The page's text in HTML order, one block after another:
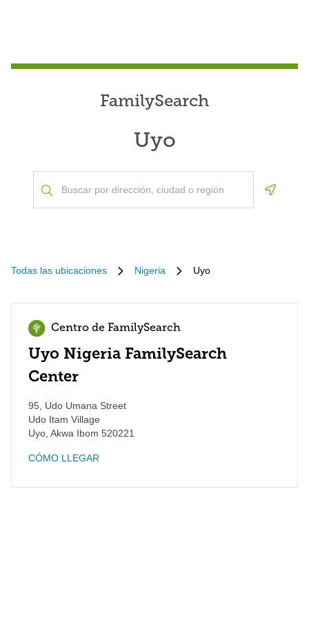
FamilySearch
Uyo
Todas las ubicaciones Nigeria Uyo
Centro de FamilySearch
Uyo Nigeria FamilySearch
Center
95, Udo Umana Street
Udo Itam Village
Uyo Akwa Ibom 520221
CÓMO LLEGAR